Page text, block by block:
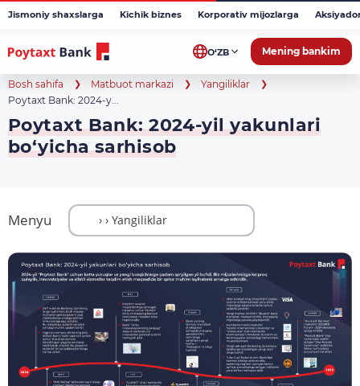
Jismoniy shaxslarga Kichik biznes Korporativ mijozlarga
O‘ZB Mening bankim
Bosh sahifa Matbuot markazi
Yangiliklar
Poytaxt Bank: 2024-y...
Poytaxt Bank: 2024-yil yakunlari
bo‘yicha sarhisob
Menyu